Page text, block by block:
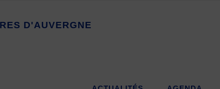
RES D'AUVERGNE